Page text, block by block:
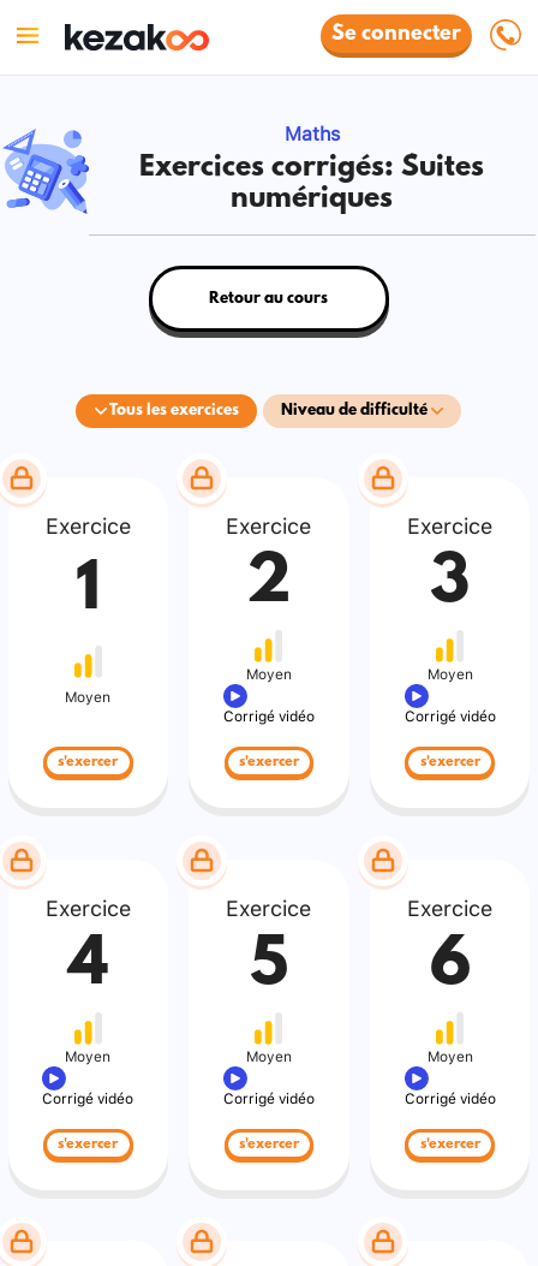
Se connecter
Maths
Exercices corrigés: Suites
numériques
Tous les exercices Niveau de difficulté
Retour au cours
Exercice
1
Moyen
s'exercer
Exercice
2
Moyen
Corrigé vidéo
s'exercer
Exercice
3
Moyen
Corrigé vidéo
s'exercer
Exercice
4
Moyen
Corrigé vidéo
s'exercer
Exercice
5
Moyen
Corrigé vidéo
s'exercer
Exercice
6
Moyen
Corrigé vidéo
s'exercer